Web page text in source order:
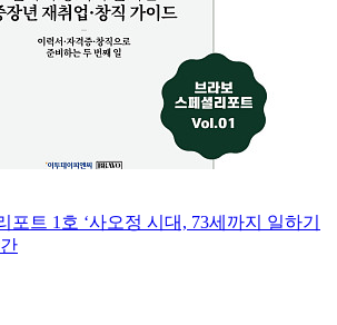
포트 1호 ‘사오정 시대, 73세까지 일하기